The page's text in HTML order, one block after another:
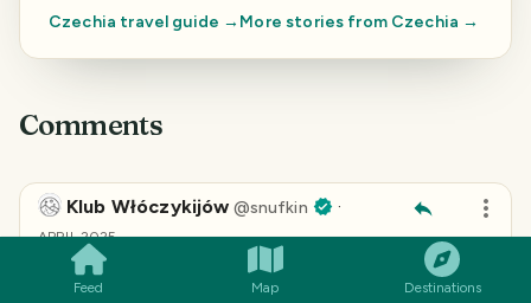
Feed Map Destinations
Czechia travel guide → More stories from Czechia →
Comments
Klub Włóczykijów @snufkin ·
APRIL 2025
Od pierwszej wizyty na Rotundzie
zostałem fanem
Dušana Jurkoviča. Niedawno byliśmy na
Pustevnym.
SMILES COMMENT SHARE